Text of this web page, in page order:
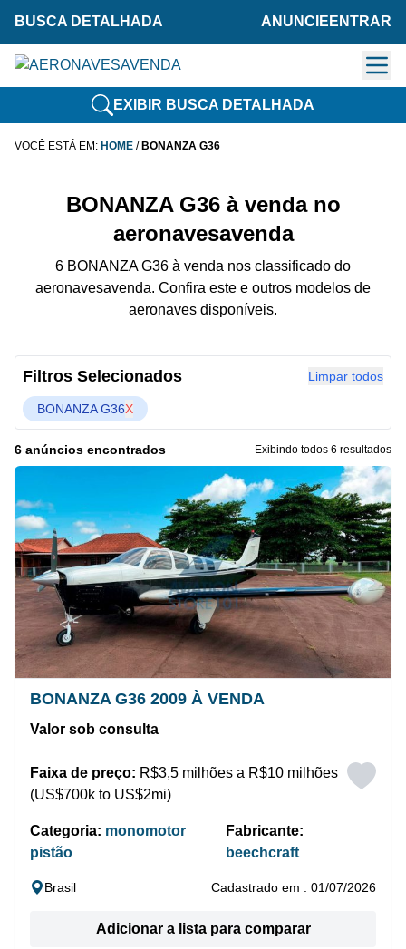
BUSCA DETALHADA ANUNCIE ENTRAR
EXIBIR BUSCA DETALHADA
VOCÊ ESTÁ EM: HOME / BONANZA G36
BONANZA G36 à venda no
aeronavesavenda
6 BONANZA G36 à venda nos classificado do
aeronavesavenda. Confira este e outros modelos de
aeronaves disponíveis.
Filtros Selecionados Limpar todos
BONANZA G36X
6 anúncios encontrados Exibindo todos 6 resultados
BONANZA G36 2009 À VENDA
Valor sob consulta
Faixa de preço: R$3,5 milhões a R$10 milhões
(US$700k to US$2mi)
Categoria: monomotor
pistão
Fabricante:
beechcraft
Brasil Cadastrado em : 01/07/2026
Adicionar a lista para comparar